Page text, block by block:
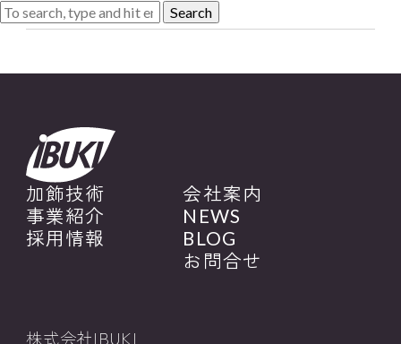
Search
加飾技術
事業紹介
採用情報
会社案内
NEWS
BLOG
お問合せ
株式会社IBUKI